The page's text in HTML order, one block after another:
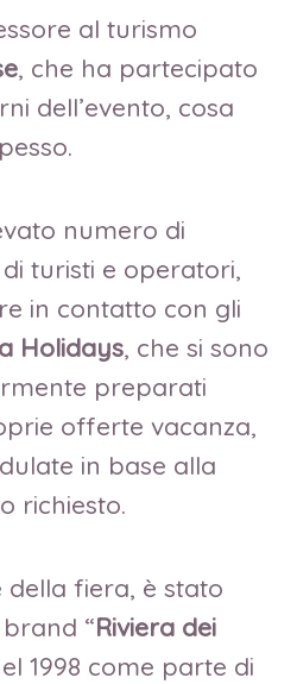
al turismo
, che ha partecipato
dell’evento, cosa
numero di
turisti e operatori,
in contatto con gli
Holidays, che si sono
preparati
offerte vacanza,
in base alla
richiesto.
della fiera, è stato
“Riviera dei
1998 come parte di